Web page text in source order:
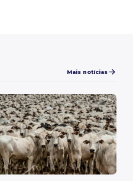
Mais notícias